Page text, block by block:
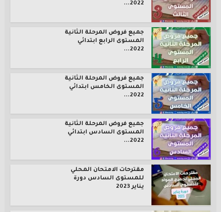
2022...
جميع فروض المرحلة الثانية
المستوى الرابع ابتدائي
2022...
جميع فروض المرحلة الثانية
المستوى الخامس ابتدائي
2022...
جميع فروض المرحلة الثانية
المستوى السادس ابتدائي
2022...
مقترحات الامتحان المحلي
للمستوى السادس دورة
يناير 2023